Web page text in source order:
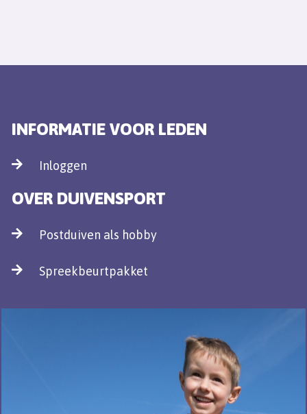
INFORMATIE VOOR LEDEN
Inloggen
OVER DUIVENSPORT
Postduiven als hobby
Spreekbeurtpakket